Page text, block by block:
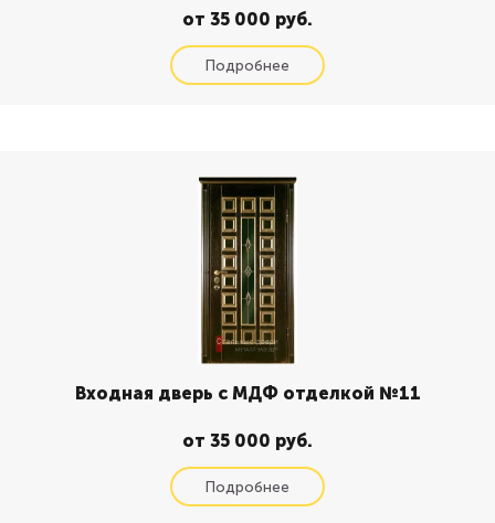
от 35 000 руб.
Входная дверь с МДФ отделкой №11
от 35 000 руб.